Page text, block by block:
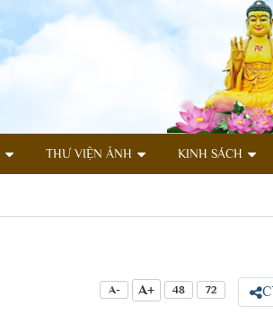
THƯ VIỆN ẢNH KINH SÁCH
A- A+ 48 72